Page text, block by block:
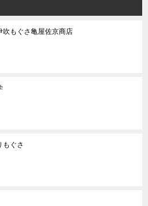
吹もぐさ亀屋佐京商店
もぐさ